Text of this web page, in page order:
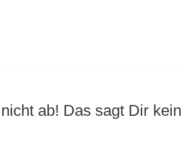
ab! Das sagt Dir